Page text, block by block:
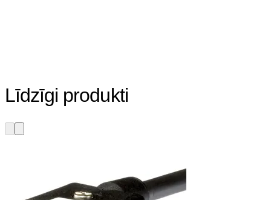
Līdzīgi produkti